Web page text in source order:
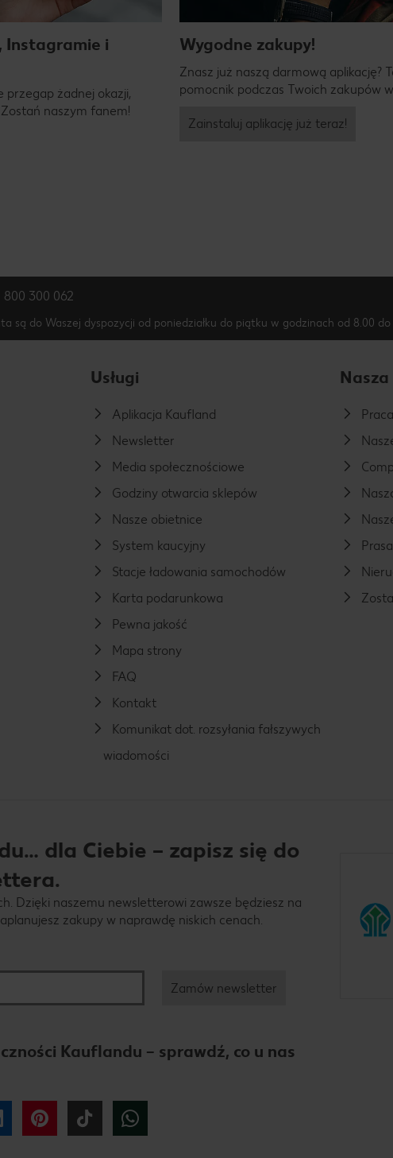
Instagramie i
przegap żadnej okazji,
naszym fanem!
Wygodne zakupy!
Znasz już naszą darmową aplikację?
pomocnik podczas Twoich zakupów
Zainstaluj aplikację już teraz!
800 300 062
są do Waszej dyspozycji od poniedziałku do piątku w godzinach od 8.00
Usługi
Aplikacja Kaufland
Newsletter
Media społecznościowe
Godziny otwarcia sklepów
Nasze obietnice
System kaucyjny
Stacje ładowania samochodów
Karta podarunkowa
Pewna jakość
Mapa strony
FAQ
Kontakt
Komunikat dot. rozsyłania fałszywych
wiadomości
Prasa
dla Ciebie – zapisz się do
Dzięki naszemu newsletterowi zawsze będziesz na
zakupy w naprawdę niskich cenach.
Zamów newsletter
Kauflandu – sprawdź, co u nas
LinkedIn Pinterest Tiktok